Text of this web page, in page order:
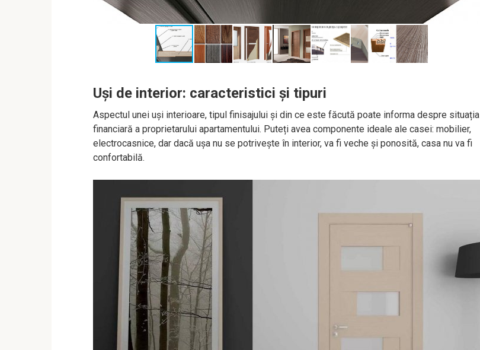
Uși de interior: caracteristici și tipuri
Aspectul unei uși interioare, tipul finisajului și din ce este făcută poate informa despre situația
financiară a proprietarului apartamentului. Puteți avea componente ideale ale casei: mobilier,
electrocasnice, dar dacă ușa nu se potrivește în interior, va fi veche și ponosită, casa nu va fi
confortabilă.